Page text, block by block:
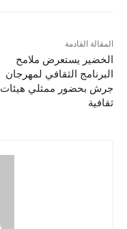
المقالة القادمة
الخضير يستعرض ملامح
البرنامج الثقافي لمهرجان
جرش بحضور ممثلي هيئات
ثقافية